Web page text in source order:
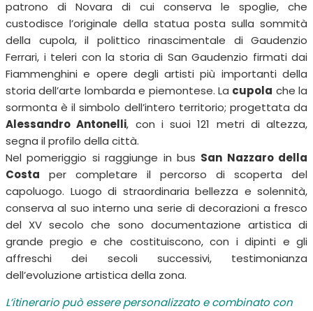
patrono di Novara di cui conserva le spoglie, che
custodisce l’originale della statua posta sulla sommità
della cupola, il polittico rinascimentale di Gaudenzio
Ferrari, i teleri con la storia di San Gaudenzio firmati dai
Fiammenghini e opere degli artisti più importanti della
storia dell’arte lombarda e piemontese. La cupola che la
sormonta è il simbolo dell’intero territorio; progettata da
Alessandro Antonelli, con i suoi 121 metri di altezza,
segna il profilo della città.
Nel pomeriggio si raggiunge in bus San Nazzaro della
Costa per completare il percorso di scoperta del
capoluogo. Luogo di straordinaria bellezza e solennità,
conserva al suo interno una serie di decorazioni a fresco
del XV secolo che sono documentazione artistica di
grande pregio e che costituiscono, con i dipinti e gli
affreschi dei secoli successivi, testimonianza
dell’evoluzione artistica della zona.
L’itinerario può essere personalizzato e combinato con